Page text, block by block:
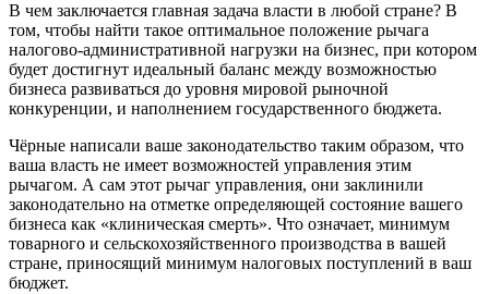
В чем заключается главная задача власти в любой стране? В
том, чтобы найти такое оптимальное положение рычага
налогово-административной нагрузки на бизнес, при котором
будет достигнут идеальный баланс между возможностью
бизнеса развиваться до уровня мировой рыночной
конкуренции, и наполнением государственного бюджета.
Чёрные написали ваше законодательство таким образом, что
ваша власть не имеет возможностей управления этим
рычагом. А сам этот рычаг управления, они заклинили
законодательно на отметке определяющей состояние вашего
бизнеса как «клиническая смерть». Что означает, минимум
товарного и сельскохозяйственного производства в вашей
стране, приносящий минимум налоговых поступлений в ваш
бюджет.